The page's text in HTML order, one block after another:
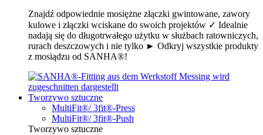
Znajdź odpowiednie mosiężne złączki gwintowane, zawory
kulowe i złączki wciskane do swoich projektów ✓ Idealnie
nadają się do długotrwałego użytku w służbach ratowniczych,
rurach deszczowych i nie tylko ► Odkryj wszystkie produkty
z mosiądzu od SANHA®!
Tworzywo sztuczne
MultiFit®/ 3fit®-Press
MultiFit®/ 3fit®-Push
Tworzywo sztuczne